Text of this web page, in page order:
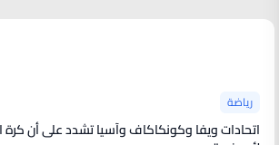
رياضة
اتحادات ويفا وكونكاكاف وآسيا تشدد على أن